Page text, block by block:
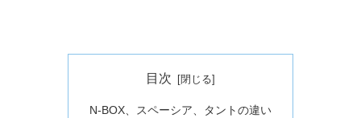
目次
N-BOX、スペーシア、タントの違い